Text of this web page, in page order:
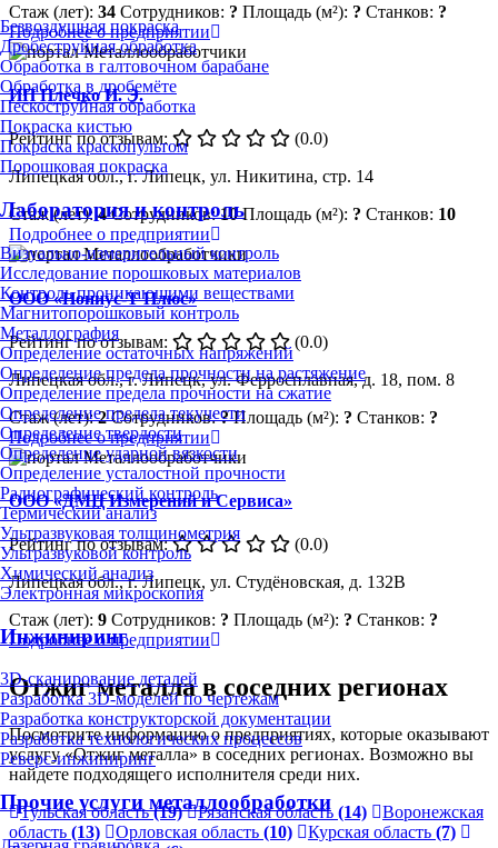
Безвоздушная покраска
Дробеструйная обработка
Обработка в галтовочном барабане
Обработка в дробемёте
Пескоструйная обработка
Покраска кистью
Покраска краскопультом
Порошковая покраска
Лаборатория и контроль
Визуально-измерительный контроль
Исследование порошковых материалов
Контроль проникающими веществами
Магнитопорошковый контроль
Металлография
Определение остаточных напряжений
Определение предела прочности на растяжение
Определение предела прочности на сжатие
Определение предела текучести
Определение твердости
Определение ударной вязкости
Определение усталостной прочности
Радиографический контроль
Термический анализ
Ультразвуковая толщинометрия
Ультразвуковой контроль
Химический анализ
Электронная микроскопия
Инжиниринг
3D-сканирование деталей
Разработка 3D-моделей по чертежам
Разработка конструкторской документации
Разработка технологических процессов
Реверс-инжиниринг
Прочие услуги металлообработки
Стаж (лет): 34 Сотрудников: ? Площадь (м²): ? Станков: ?
Подробнее о предприятии
ИП Плечко И. Э.
Рейтинг по отзывам:
(0.0)
Липецкая обл., г. Липецк, ул. Никитина, стр. 14
Стаж (лет):4 Сотрудников:10 Площадь (м²): ? Станков: 10
Подробнее о предприятии
ООО «Нониус-Т Плюс»
Рейтинг по отзывам:
(0.0)
Липецкая обл., г. Липецк, ул. Ферросплавная, д. 18, пом. 8
Стаж (лет):2 Сотрудников:? Площадь (м²): ? Станков: ?
Подробнее о предприятии
ООО «ДМЦ Измерений и Сервиса»
Рейтинг по отзывам:
(0.0)
Липецкая обл., г. Липецк, ул. Студёновская, д. 132В
Стаж (лет): 9 Сотрудников: ? Площадь (м²): ? Станков: ?
Подробнее о предприятии
Отжиг металла в соседних регионах
Посмотрите информацию о предприятиях, которые оказывают
услугу «Отжиг металла» в соседних регионах. Возможно вы
найдете подходящего исполнителя среди них.
Тульская область(19) Рязанская область (14)
Воронежская
область (13) Орловская область (10) Курская область (7)